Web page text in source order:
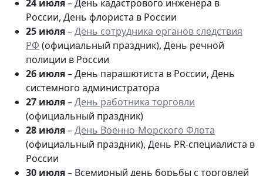
24 июля– День кадастрового инженера в
России, День флориста в России
25 июля–День сотрудника органов следствия
РФ (официальный праздник), День речной
полиции в России
26 июля– День парашютиста в России, День
системного администратора
27 июля–День работника торговли
(официальный праздник)
28 июля–День Военно-Морского Флота
(официальный праздник), День PR-специалиста в
России
30 июля– Всемирный день борьбы с торговлей